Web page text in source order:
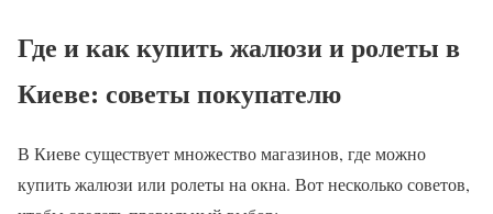
Где и как купить жалюзи и ролеты в
Киеве: советы покупателю
В Киеве существует множество магазинов, где можно
купить жалюзи или ролеты на окна. Вот несколько советов,